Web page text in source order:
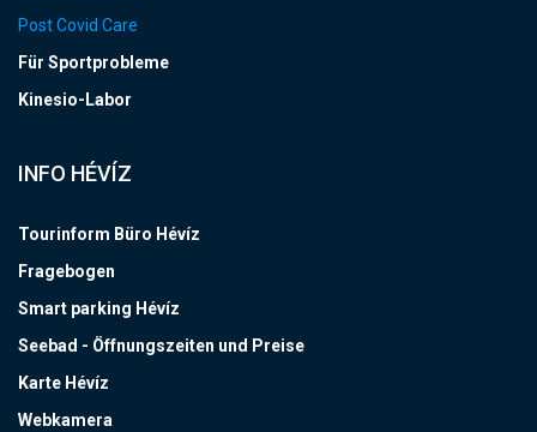
Post Covid Care
Für Sportprobleme
Kinesio-Labor
INFO HÉVÍZ
Tourinform Büro Hévíz
Fragebogen
Smart parking Hévíz
Seebad - Öffnungszeiten und Preise
Karte Hévíz
Webkamera